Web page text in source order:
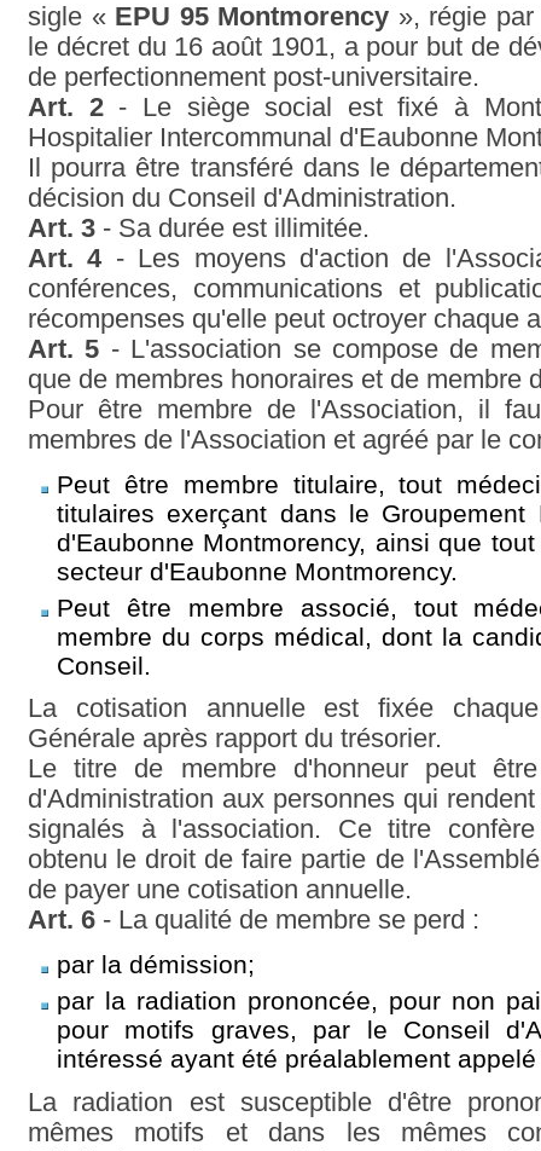
sigle « EPU 95 Montmorency », régie
le décret du 16 août 1901, a pour but de
de perfectionnement post-universitaire.
Art. 2- Le siège social est fixé à
Hospitalier Intercommunal d'Eaubonne
Il pourra être transféré dans le
décision du Conseil d'Administration.
Art. 3 - Sa durée est illimitée.
Art. 4- Les moyens d'action de
conférences, communications et
récompenses qu'elle peut octroyer chaque
Art. 5 - L'association se compose de
que de membres honoraires et de membre
Pour être membre de l'Association, il
membres de l'Association et agréé par le
Peut être membre titulaire, tout
titulaires exerçant dans le Groupement
d'Eaubonne Montmorency, ainsi que
secteur d'Eaubonne Montmorency.
Peut être membre associé, tout
membre du corps médical, dont la
Conseil.
La cotisation annuelle est fixée
Générale après rapport du trésorier.
Le titre de membre d'honneur peut
d'Administration aux personnes qui
signalés à l'association. Ce titre
obtenu le droit de faire partie de
de payer une cotisation annuelle.
Art. 6 - La qualité de membre se perd :
par la démission;
par la radiation prononcée, pour non
pour motifs graves, par le Conseil
intéressé ayant été préalablement
La radiation est susceptible d'être
mêmes motifs et dans les mêmes